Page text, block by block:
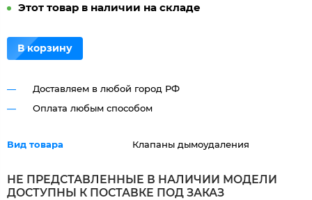
Этот товар в наличии на складе
В корзину
Доставляем в любой город РФ
Оплата любым способом
Вид товара Клапаны дымоудаления
НЕ ПРЕДСТАВЛЕННЫЕ В НАЛИЧИИ МОДЕЛИ
ДОСТУПНЫ К ПОСТАВКЕ ПОД ЗАКАЗ